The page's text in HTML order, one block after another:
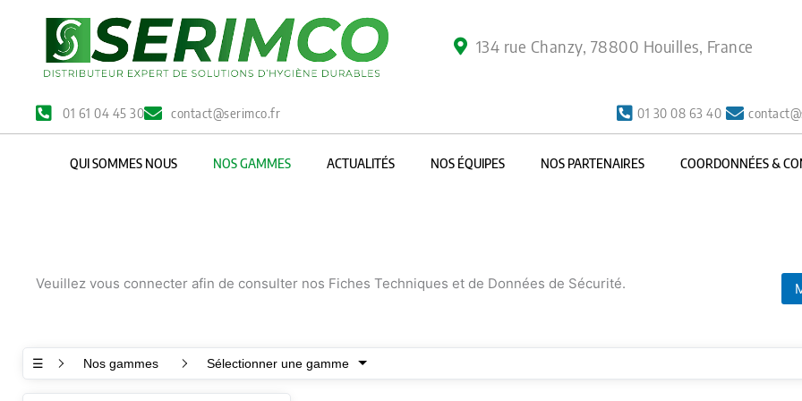
134 rue Chanzy, 78800 Houilles, France
01 61 04 45 30 contact@serimco.fr 01 30 08 63 40
QUI SOMMES NOUS NOS GAMMES ACTUALITÉS NOS ÉQUIPES NOS PARTENAIRES COORDONNÉES &
Veuillez vous connecter afin de consulter nos Fiches Techniques et de Données de Sécurité.
☰ Nos gammes Sélectionner une gamme